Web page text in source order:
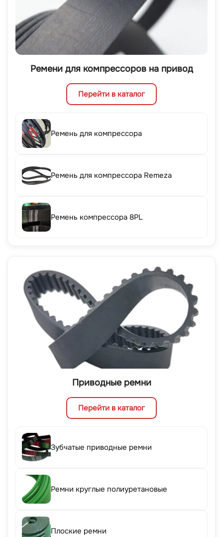
Ремени для компрессоров на привод
Перейти в каталог
Ремень для компрессора
Ремень для компрессора Remeza
Ремень компрессора 8PL
Приводные ремни
Перейти в каталог
Зубчатые приводные ремни
Ремни круглые полиуретановые
Плоские ремни